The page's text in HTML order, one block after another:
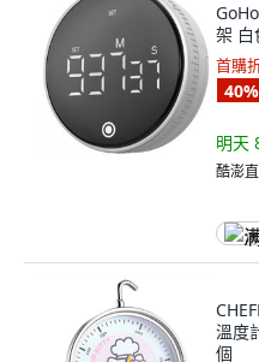
架 白
首購
40%
明天
酷澎
溫度
個